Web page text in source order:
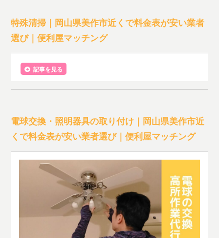
特殊清掃｜岡山県美作市近くで料金表が安い業者
選び｜便利屋マッチング
記事を見る
電球交換・照明器具の取り付け｜岡山県美作市近
くで料金表が安い業者選び｜便利屋マッチング